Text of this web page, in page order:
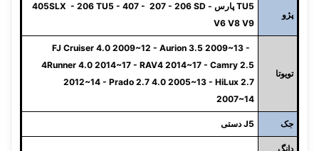
پژو
TU5 پارس - 405SLX - 206 TU5 - 407 - 207 - 206 SD
V6 V8 V9
تویوتا
FJ Cruiser 4.0 2009~12 - Aurion 3.5 2009~13 -
4Runner 4.0 2014~17 - RAV4 2014~17 - Camry 2.5
2012~14 - Prado 2.7 4.0 2005~13 - HiLux 2.7
2007~14
جک J5 دستی
دانگ